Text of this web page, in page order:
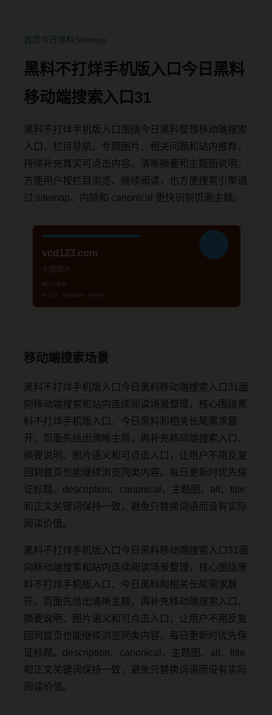
首页今日黑料Sitemap
黑料不打烊手机版入口今日黑料
移动端搜索入口31
黑料不打烊手机版入口围绕今日黑料整理移动端搜索
入口、栏目导航、专题图片、相关问题和站内推荐，
持续补充真实可点击内容、清晰摘要和主题图说明，
方便用户按栏目浏览、继续阅读，也方便搜索引擎通
过 sitemap、内链和 canonical 更快识别页面主题。
移动端搜索场景
黑料不打烊手机版入口今日黑料移动端搜索入口31面
向移动端搜索和站内连续阅读场景整理，核心围绕黑
料不打烊手机版入口、今日黑料和相关长尾需求展
开。页面先给出清晰主题，再补充移动端搜索入口、
摘要说明、图片语义和可点击入口，让用户不用反复
回到首页也能继续浏览同类内容。每日更新时优先保
证标题、description、canonical、主题图、alt、title
和正文关键词保持一致，避免只替换词语而没有实际
阅读价值。
黑料不打烊手机版入口今日黑料移动端搜索入口31面
向移动端搜索和站内连续阅读场景整理，核心围绕黑
料不打烊手机版入口、今日黑料和相关长尾需求展
开。页面先给出清晰主题，再补充移动端搜索入口、
摘要说明、图片语义和可点击入口，让用户不用反复
回到首页也能继续浏览同类内容。每日更新时优先保
证标题、description、canonical、主题图、alt、title
和正文关键词保持一致，避免只替换词语而没有实际
阅读价值。